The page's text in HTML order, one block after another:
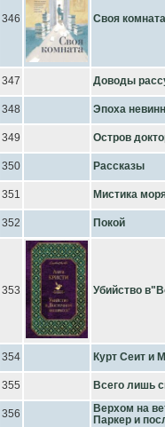
346 Своя комната
347 Доводы
348 Эпоха
349 Остров
350 Рассказы
351 Мистика
352 Покой
353 Убийство
354 Курт Сеит и
355 Всего лишь
356
Верхом на
Паркер и